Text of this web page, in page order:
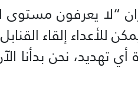
“لا يعرفون مستوى
للأعداء إلقاء
أي تهديد، نحن بدأنا